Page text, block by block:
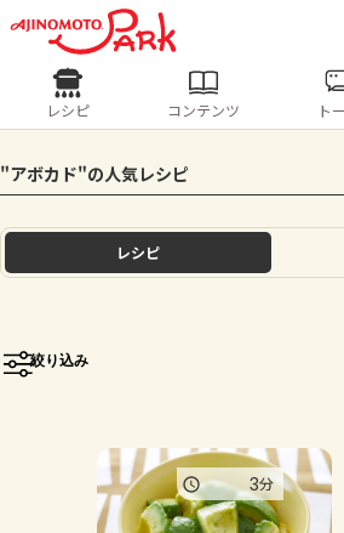
ログインするとレシピを保
ログイン
ホーム
トーク
レシピ
人気の食材・レシピ
きゅうり なす トマト
レシピ コンテンツ ト
"アボカド"の人気レシピ
レシピ
絞り込み
3分